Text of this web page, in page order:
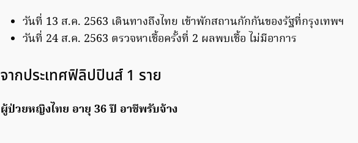
วันที่ 13 ส.ค. 2563 เดินทางถึงไทย เข้าพักสถานกักกันของรัฐที่กรุงเทพฯ
วันที่ 24 ส.ค. 2563 ตรวจหาเชื้อครั้งที่ 2 ผลพบเชื้อ ไม่มีอาการ
จากประเทศฟิลิปปินส์ 1 ราย
ผู้ป่วยหญิงไทย อายุ 36 ปี อาชีพรับจ้าง